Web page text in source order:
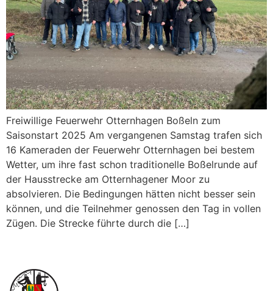
Freiwillige Feuerwehr Otternhagen Boßeln zum
Saisonstart 2025 Am vergangenen Samstag trafen sich
16 Kameraden der Feuerwehr Otternhagen bei bestem
Wetter, um ihre fast schon traditionelle Boßelrunde auf
der Hausstrecke am Otternhagener Moor zu
absolvieren. Die Bedingungen hätten nicht besser sein
können, und die Teilnehmer genossen den Tag in vollen
Zügen. Die Strecke führte durch die […]